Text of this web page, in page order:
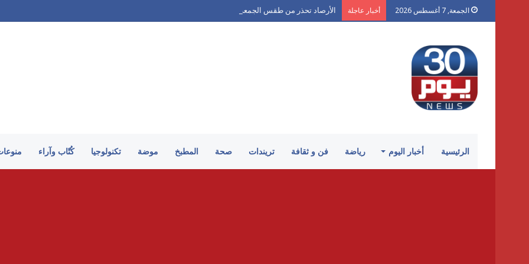
الجمعة, 7 أغسطس 2026 أخبار عاجلة الأرصاد تحذر من طقس الجمعة ليلًا
الرئيسية أخبار اليوم رياضة فن و ثقافة تريندات صحة المطبخ موضة تكنولوجيا كُتّاب وآراء